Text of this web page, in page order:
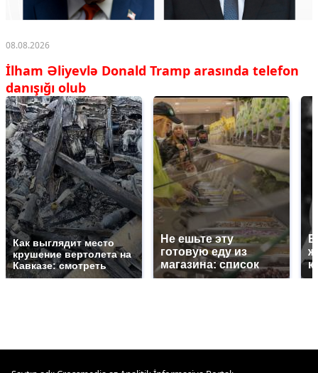
08.08.2026
İlham Əliyevlə Donald Tramp arasında telefon
danışığı olub
Как выглядит место
крушение вертолета на
Кавказе: смотреть
Не ешьте эту
готовую еду из
магазина: список
В